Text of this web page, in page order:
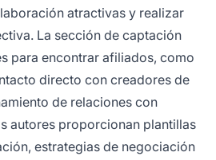
atractivas y realizar
La sección de captación
para encontrar afiliados, como
directo con creadores de
de relaciones con
autores proporcionan plantillas
estrategias de negociación